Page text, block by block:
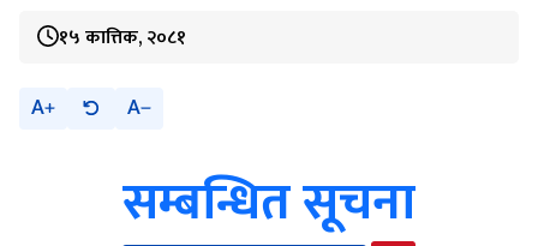
१५ कात्तिक, २०८१
A A
सम्बन्धित सूचना